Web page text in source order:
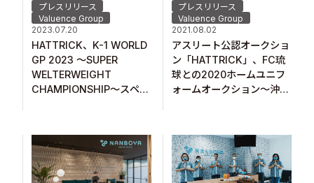
プレスリリース
Valuence Group
2023.07.20
HATTRICK、K-1 WORLD
GP 2023 ～SUPER
WELTERWEIGHT
CHAMPIONSHIP～スペシ
プレスリリース
Valuence Group
2021.08.02
アスリート公認オークショ
ン「HATTRICK」、FC琉
球との2020ホームユニフ
ォームオークション～沖縄